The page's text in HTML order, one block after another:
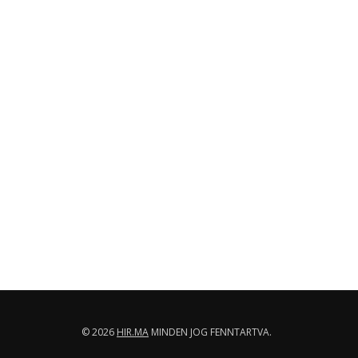
© 2026 HIR.MA MINDEN JOG FENNTARTVA.